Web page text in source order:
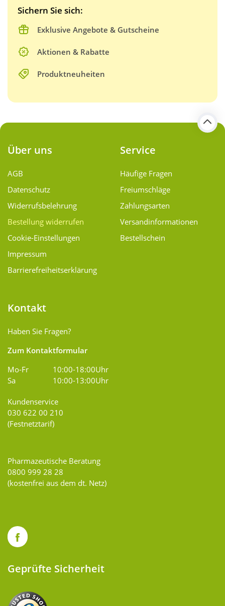
Sichern Sie sich:
Exklusive Angebote & Gutscheine
Aktionen & Rabatte
Produktneuheiten
Über uns
AGB
Datenschutz
Widerrufsbelehrung
Bestellung widerrufen
Cookie-Einstellungen
Impressum
Barrierefreiheitserklärung
Service
Häufige Fragen
Freiumschläge
Zahlungsarten
Versand­informationen
Bestellschein
Kontakt
Haben Sie Fragen?
Zum Kontaktformular
Mo-Fr
10:00-18:00Uhr
Sa
10:00-13:00Uhr
Kundenservice
030 622 00 210
(Festnetztarif)
Pharmazeutische Beratung
0800 999 28 28
(kostenfrei aus dem dt. Netz)
Geprüfte Sicherheit